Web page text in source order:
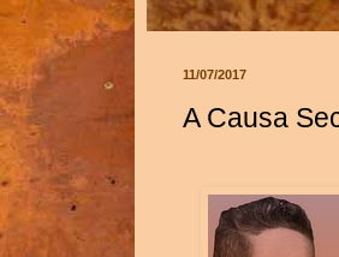
11/07/2017
A Causa